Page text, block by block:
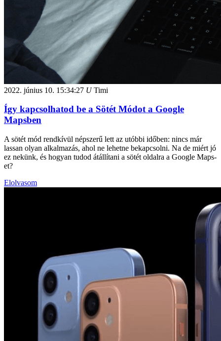
2022. június 10. 15:34:27 UTimi
Így kapcsolhatod be a Sötét Módot a Google
Mapsben
A sötét mód rendkívül népszerű lett az utóbbi időben: nincs már
lassan olyan alkalmazás, ahol ne lehetne bekapcsolni. Na de miért jó
ez nekünk, és hogyan tudod átállítani a sötét oldalra a Google Maps-
et?
Elolvasom